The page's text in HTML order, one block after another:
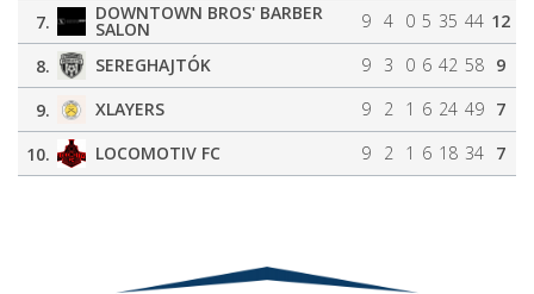
7.
DOWNTOWN BROS' BARBER
SALON 9 4 0 5 35 44 12
8.
SEREGHAJTÓK 9 3 0 6 42 58 9
9.
XLAYERS 9 2 1 6 24 49 7
10.
LOCOMOTIV FC 9 2 1 6 18 34 7